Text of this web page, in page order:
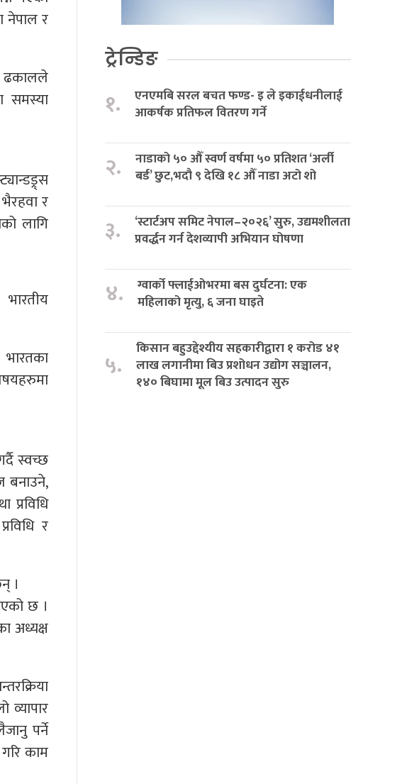
नेपाल र
ढकालले
समस्या
र
लागि
स्वच्छ
बनाउने,
र
।
छ ।
अध्यक्ष
व्यापार
पर्ने
काम
ट्रेन्डिङ
१.
एनएमबि सरल बचत फण्ड- इ ले इकाईधनीलाई
आकर्षक प्रतिफल वितरण गर्ने
२.
नाडाको ५० औँ स्वर्ण वर्षमा ५० प्रतिशत ‘अर्ली
बर्ड’ छुट,भदौ ९ देखि १८ औँ नाडा अटो शो
३.
‘स्टार्टअप समिट नेपाल–२०२६’ सुरु, उद्यमशीलता
प्रवर्द्धन गर्न देशव्यापी अभियान घोषणा
४.
ग्वार्को फ्लाईओभरमा बस दुर्घटना: एक
महिलाको मृत्यु, ६ जना घाइते
५.
किसान बहुउद्देश्यीय सहकारीद्वारा १ करोड ४१
लाख लगानीमा बिउ प्रशोधन उद्योग सञ्चालन,
१४० बिघामा मूल बिउ उत्पादन सुरु